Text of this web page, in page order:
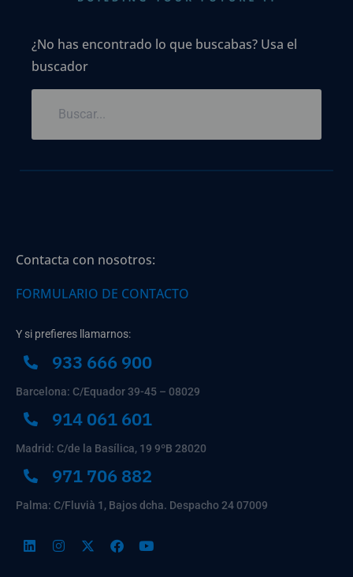
¿No has encontrado lo que buscabas? Usa el
buscador
Contacta con nosotros:
FORMULARIO DE CONTACTO
Y si prefieres llamarnos:
933 666 900
Barcelona: C/Equador 39-45 – 08029
914 061 601
Madrid: C/de la Basílica, 19 9ºB 28020
971 706 882
Palma: C/Fluvià 1, Bajos dcha. Despacho 24 07009